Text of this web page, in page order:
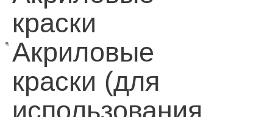
краски
Акриловые
краски (для
использования